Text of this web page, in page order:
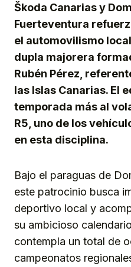
Škoda Canarias y
Fuerteventura
el automovilismo
dupla majorera
Rubén Pérez,
las Islas Canarias. El
temporada más al
R5, uno de los
en esta disciplina.
Bajo el paraguas de
este patrocinio busca
deportivo local y
su ambicioso
contempla un total de
campeonatos